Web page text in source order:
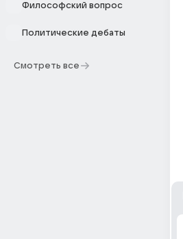
Философский вопрос
Политические дебаты
Смотреть все